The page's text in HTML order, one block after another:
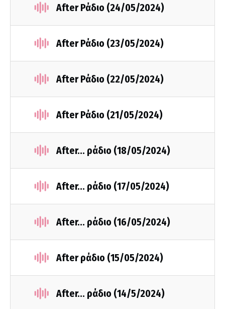
After Ράδιο (24/05/2024)
After Ράδιο (23/05/2024)
After Ράδιο (22/05/2024)
After Ράδιο (21/05/2024)
After... ράδιο (18/05/2024)
After... ράδιο (17/05/2024)
After... ράδιο (16/05/2024)
After ράδιο (15/05/2024)
After... ράδιο (14/5/2024)